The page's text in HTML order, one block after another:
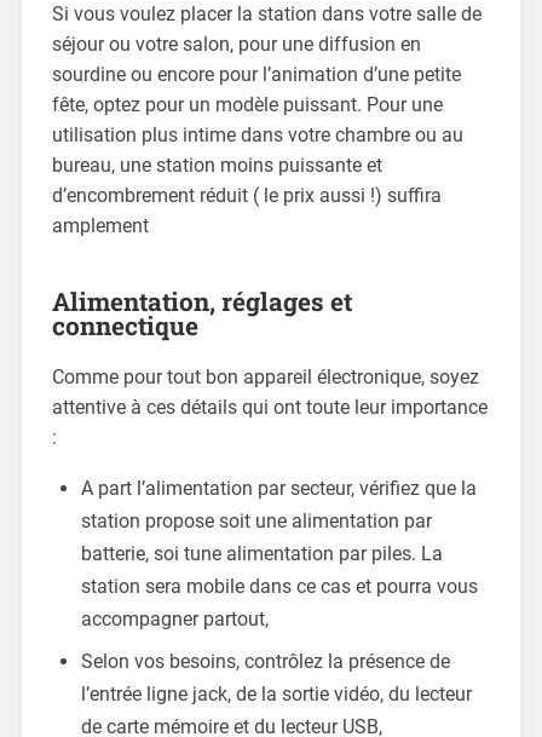
Si vous voulez placer la station dans votre salle de
séjour ou votre salon, pour une diffusion en
sourdine ou encore pour l’animation d’une petite
fête, optez pour un modèle puissant. Pour une
utilisation plus intime dans votre chambre ou au
bureau, une station moins puissante et
d’encombrement réduit ( le prix aussi !) suffira
amplement
Alimentation, réglages et
connectique
Comme pour tout bon appareil électronique, soyez
attentive à ces détails qui ont toute leur importance
:
A part l’alimentation par secteur, vérifiez que la
station propose soit une alimentation par
batterie, soi tune alimentation par piles. La
station sera mobile dans ce cas et pourra vous
accompagner partout,
Selon vos besoins, contrôlez la présence de
l’entrée ligne jack, de la sortie vidéo, du lecteur
de carte mémoire et du lecteur USB,